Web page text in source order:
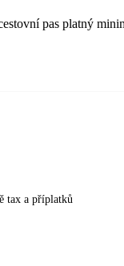
pas platný
tax a příplatků